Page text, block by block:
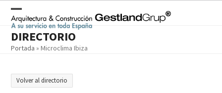
contentOpen
mobile
menu
Close
mobile
menu
DIRECTORIO
Portada »Microclima Ibiza
Volver al directorio